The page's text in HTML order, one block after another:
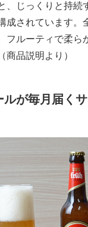
、じっくりと持続
成されています。
フルーティで柔ら
商品説明より）
ルが毎月届く